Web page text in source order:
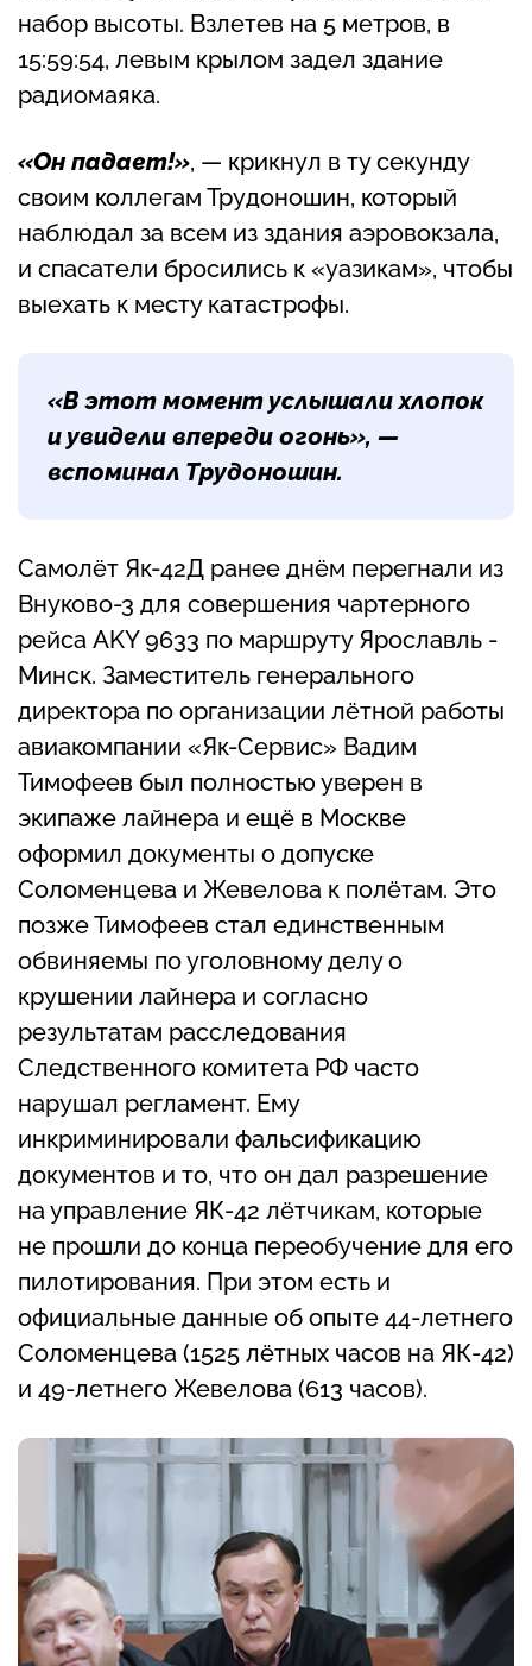
набор высоты. Взлетев на 5 метров, в
15:59:54, левым крылом задел здание
радиомаяка.
«Он падает!», — крикнул в ту секунду
своим коллегам Трудоношин, который
наблюдал за всем из здания аэровокзала,
и спасатели бросились к «уазикам», чтобы
выехать к месту катастрофы.
«В этот момент услышали хлопок
и увидели впереди огонь», —
вспоминал Трудоношин.
Самолёт Як-42Д ранее днём перегнали из
Внуково-3 для совершения чартерного
рейса AKY 9633 по маршруту Ярославль -
Минск. Заместитель генерального
директора по организации лётной работы
авиакомпании «Як-Сервис» Вадим
Тимофеев был полностью уверен в
экипаже лайнера и ещё в Москве
оформил документы о допуске
Соломенцева и Жевелова к полётам. Это
позже Тимофеев стал единственным
обвиняемы по уголовному делу о
крушении лайнера и согласно
результатам расследования
Следственного комитета РФ часто
нарушал регламент. Ему
инкриминировали фальсификацию
документов и то, что он дал разрешение
на управление ЯК-42 лётчикам, которые
не прошли до конца переобучение для его
пилотирования. При этом есть и
официальные данные об опыте 44-летнего
Соломенцева (1525 лётных часов на ЯК-42)
и 49-летнего Жевелова (613 часов).